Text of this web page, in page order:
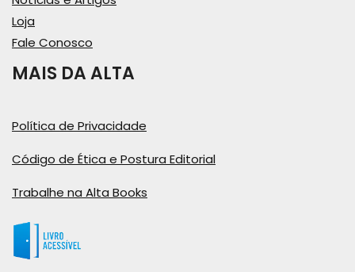
Loja
Fale Conosco
MAIS DA ALTA
Política de Privacidade
Código de Ética e Postura Editorial
Trabalhe na Alta Books